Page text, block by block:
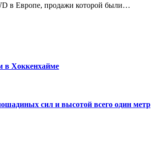
в Европе, продажи которой были…
в Хоккенхайме
сил и высотой всего один метр